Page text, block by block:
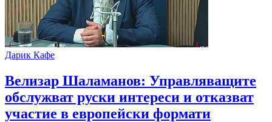
Дарик Кафе
Велизар Шаламанов: Управляващите
обслужват руски интереси и отказват
участие в европейски формати